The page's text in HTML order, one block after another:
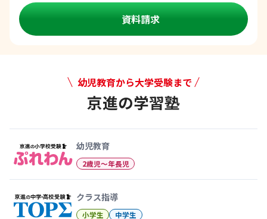
資料請求
幼児教育から大学受験まで
京進の学習塾
幼児教育
2歳児〜年長児
クラス指導
小学生 中学生